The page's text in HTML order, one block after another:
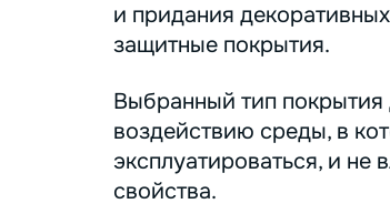
и придания
защитные покрытия.
Выбранный тип
воздействию среды, в
эксплуатироваться, и не
свойства.